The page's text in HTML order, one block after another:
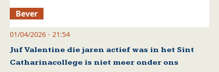
Bever
01/04/2026 - 21:54
Juf Valentine die jaren actief was in het Sint
Catharinacollege is niet meer onder ons